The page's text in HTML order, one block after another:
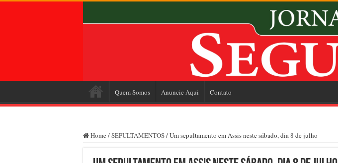
Quem Somos Anuncie Aqui Contato
Home /SEPULTAMENTOS/Um sepultamento em Assis neste sábado, dia 8 de julho